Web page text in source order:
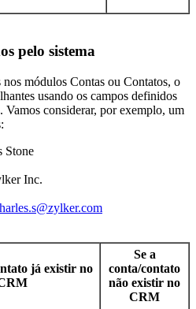
pelo sistema
módulos Contas ou Contatos, o
usando os campos definidos
Vamos considerar, por exemplo, um
Stone
Inc.
já existir no
Se a
conta/contato
não existir no
CRM